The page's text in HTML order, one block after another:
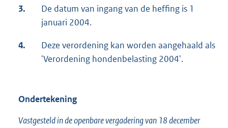
3.
De datum van ingang van de heffing is 1
januari 2004.
4.
Deze verordening kan worden aangehaald als
'Verordening hondenbelasting 2004'.
Ondertekening
Vastgesteld in de openbare vergadering van 18 december